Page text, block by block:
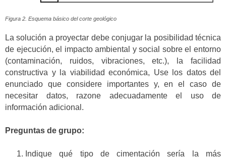
Figura 2. Esquema básico del corte geológico
La solución a proyectar debe conjugar la posibilidad técnica
de ejecución, el impacto ambiental y social sobre el entorno
(contaminación, ruidos, vibraciones, etc.), la facilidad
constructiva y la viabilidad económica, Use los datos del
enunciado que considere importantes y, en el caso de
necesitar datos, razone adecuadamente el uso de
información adicional.
Preguntas de grupo:
Indique qué tipo de cimentación sería la más